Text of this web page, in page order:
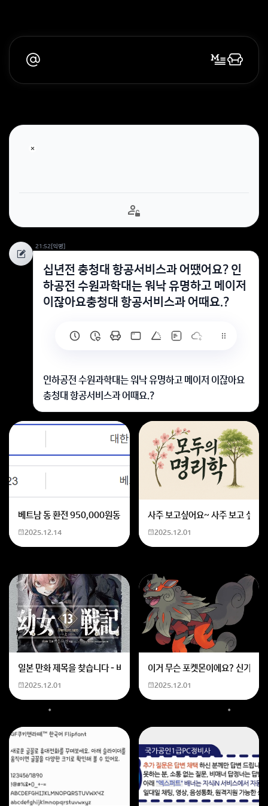
21:52[익명]
십년전 충청대 항공서비스과 어땠어요? 인
하공전 수원과학대는 워낙 유명하고 메이저
이잖아요충청대 항공서비스과 어때요.?
인하공전 수원과학대는 워낙 유명하고 메이저 이잖아요
충청대 항공서비스과 어때요.?
십년전 충청대 항공서비스과 어땠어요?
인하공전 수원과학대는 워낙 유명하고 메이저 이잖아요
충청대 항공서비스과 어때요.?
십 년 전 충청대 항공서비스과는지방권 기준으로는 꽤
괜찮은 학과였지만
회원가입 혹은 광고 [X]를 누르면 내용이 보입니다
베트남 동 환전 950,000원동 한화 계산할때0하나 빼고 나누기 2하면
2025.12.14
사주 보고싶어요~ 사주 보고 싶
2025.12.01
일본 만화 제목을 찾습니다 - 비행 마법 저격 여자 기억하기로는 위의 내
2025.12.01
이거 무슨 포켓몬이에요? 신기하
2025.12.01